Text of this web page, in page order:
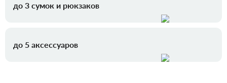
до 3 сумок и рюкзаков
до 5 аксессуаров